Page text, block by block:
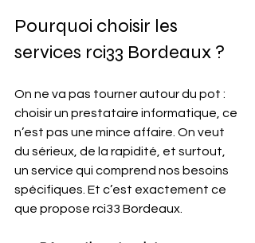
Pourquoi choisir les
services rci33 Bordeaux ?
On ne va pas tourner autour du pot :
choisir un prestataire informatique, ce
n’est pas une mince affaire. On veut
du sérieux, de la rapidité, et surtout,
un service qui comprend nos besoins
spécifiques. Et c’est exactement ce
que propose rci33 Bordeaux.